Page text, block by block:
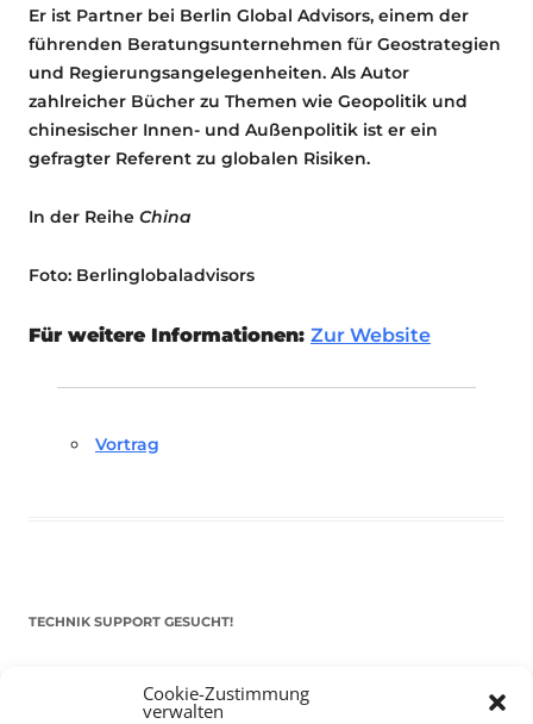
Cookie-Zustimmung
verwalten
Er ist Partner bei Berlin Global Advisors, einem der
führenden Beratungsunternehmen für Geostrategien
und Regierungsangelegenheiten. Als Autor
zahlreicher Bücher zu Themen wie Geopolitik und
chinesischer Innen- und Außenpolitik ist er ein
gefragter Referent zu globalen Risiken.
In der Reihe China
Foto: Berlinglobaladvisors
Für weitere Informationen: Zur Website
Vortrag
TECHNIK SUPPORT GESUCHT!
Mithilfe im Bereich Technik
. Sie haben Interesse? Dann